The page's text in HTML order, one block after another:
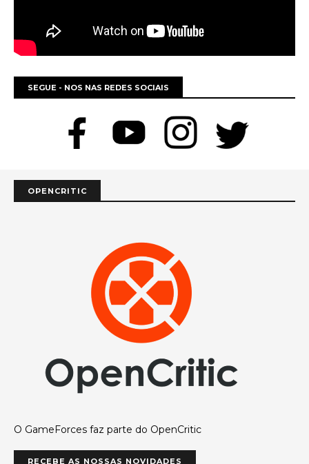
SEGUE - NOS NAS REDES SOCIAIS
OPENCRITIC
O GameForces faz parte do OpenCritic
RECEBE AS NOSSAS NOVIDADES